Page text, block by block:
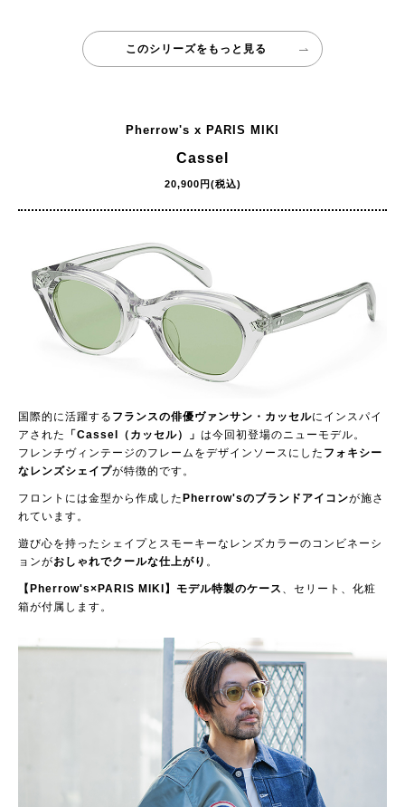
このシリーズをもっと見る
Pherrow's x PARIS MIKI
Cassel
20,900円(税込)
国際的に活躍する フランスの俳優ヴァンサン・カッセルにインスパイ
アされた
「Cassel（カッセル）」 は今回初登場のニューモデル。
フレンチヴィンテージのフレームをデザインソースにした フォキシー
なレンズシェイプが特徴的です。
フロントには金型から作成した Pherrow'sのブランドアイコンが施さ
れています。
遊び心を持ったシェイプとスモーキーなレンズカラーのコンビネーシ
ョンがおしゃれでクールな仕上がり 。
【Pherrow's×PARIS MIKI】モデル特製のケース 、セリート、化粧
箱が付属します。